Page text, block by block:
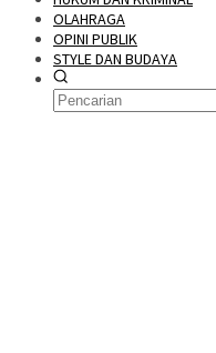
OLAHRAGA
OPINI PUBLIK
STYLE DAN BUDAYA